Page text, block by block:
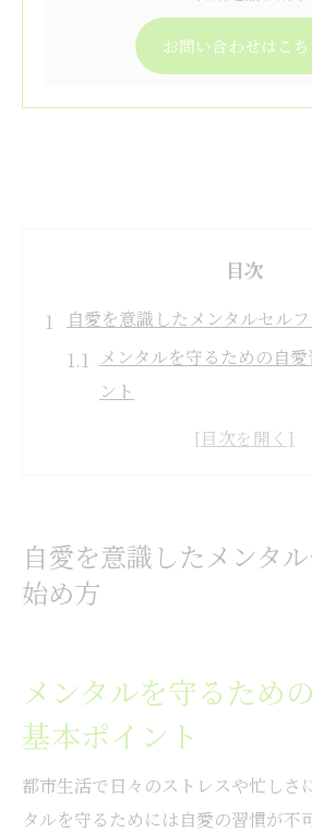
お問い合わせはこち
目次
自愛を意識したメンタルセル
メンタルを守るための自
ント
セルフケアでメンタルを高
自愛でメンタル不調を予
都市生活で心を守るメンタル習
生活環境に合わせたメンタ
メンタルを保つための自愛
ストレス対策に役立つメン
日々の悩みに寄り添う東京都
自愛を意識したメンタ
始め方
メンタルを守るため
基本ポイント
都市生活で日々のストレスや忙しさ
タルを守るためには自愛の習慣が不